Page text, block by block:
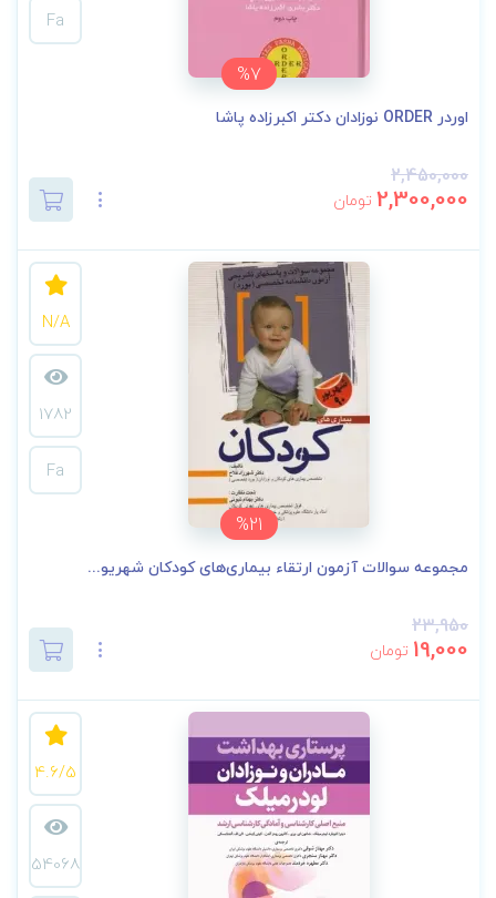
%7
Fa
اوردر ORDER نوزادان دکتر اکبرزاده پاشا
2,450,000
2,300,000 تومان
%21
N/A
1782
Fa
مجموعه سوالات آزمون ارتقاء بیماری‌های کودکان شهریو...
23,950
19,000 تومان
4.6/5
54068